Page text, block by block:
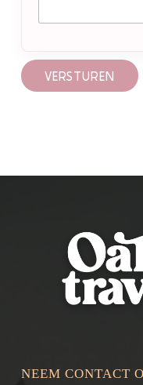
VERSTUREN
NEEM CONTACT